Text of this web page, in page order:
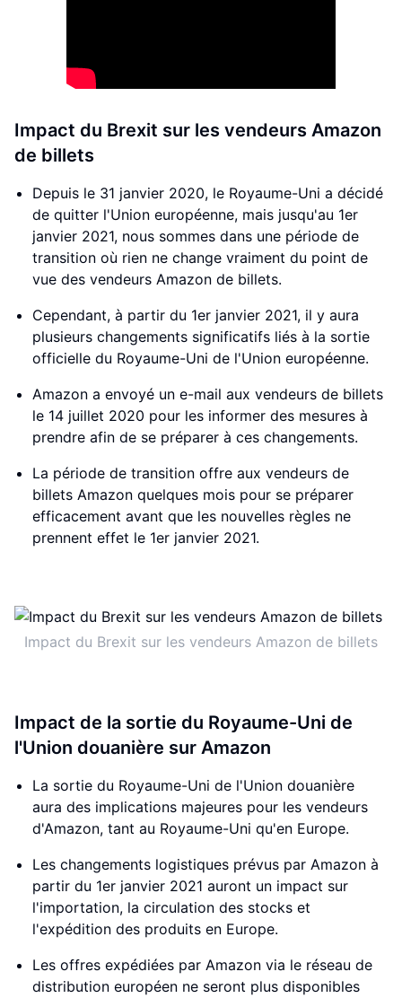
Impact du Brexit sur les vendeurs Amazon
de billets
Depuis le 31 janvier 2020, le Royaume-Uni a décidé
de quitter l'Union européenne, mais jusqu'au 1er
janvier 2021, nous sommes dans une période de
transition où rien ne change vraiment du point de
vue des vendeurs Amazon de billets.
Cependant, à partir du 1er janvier 2021, il y aura
plusieurs changements significatifs liés à la sortie
officielle du Royaume-Uni de l'Union européenne.
Amazon a envoyé un e-mail aux vendeurs de billets
le 14 juillet 2020 pour les informer des mesures à
prendre afin de se préparer à ces changements.
La période de transition offre aux vendeurs de
billets Amazon quelques mois pour se préparer
efficacement avant que les nouvelles règles ne
prennent effet le 1er janvier 2021.
Impact du Brexit sur les vendeurs Amazon de billets
Impact de la sortie du Royaume-Uni de
l'Union douanière sur Amazon
La sortie du Royaume-Uni de l'Union douanière
aura des implications majeures pour les vendeurs
d'Amazon, tant au Royaume-Uni qu'en Europe.
Les changements logistiques prévus par Amazon à
partir du 1er janvier 2021 auront un impact sur
l'importation, la circulation des stocks et
l'expédition des produits en Europe.
Les offres expédiées par Amazon via le réseau de
distribution européen ne seront plus disponibles